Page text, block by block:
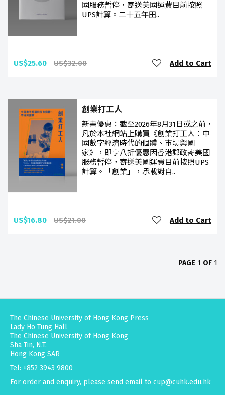
國服務暫停，寄送美國運費目前按照
UPS計算。二十五年田..
US$25.60 US$32.00 Add to Cart
創業打工人
新書優惠：截至2026年8月31日或之前，
凡於本社網站上購買《創業打工人：中
國數字經濟時代的個體、市場與國
家》，即享八折優惠因香港郵政寄美國
服務暫停，寄送美國運費目前按照UPS
計算。「創業」，承載對自..
US$16.80 US$21.00 Add to Cart
PAGE 1 OF 1
The Chinese University of Hong Kong Press
Lady Ho Tung Hall
The Chinese University of Hong Kong
Sha Tin, N.T.
Hong Kong SAR
Tel: +852 3943 9800
For order and enquiry, please send email to cup@cuhk.edu.hk